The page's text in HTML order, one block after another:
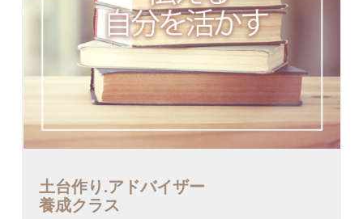
土台作り.アドバイザー
養成クラス